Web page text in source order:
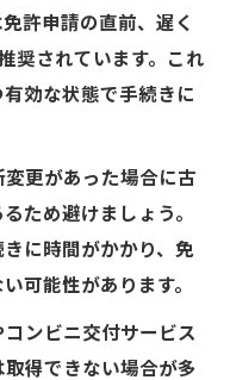
許申請の直前、遅く
奨されています。これ
効な状態で手続きに
更があった場合に古
ため避けましょう。
に時間がかかり、免
可能性があります。
ンビニ交付サービス
得できない場合が多